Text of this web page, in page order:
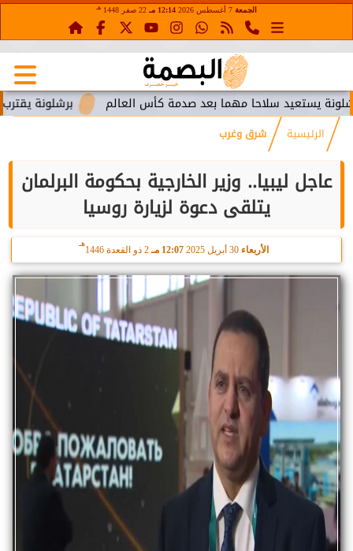
الجمعة 12:14 مـ 22 صفر 1448 هـ
برشلونة يقترب من سلاحا مهما بعد صدمة كأس العالم
الرئيسية شرق وغرب
عاجل ليبيا.. وزير الخارجية بحكومة البرلمان
يتلقى دعوة لزيارة روسيا
الأربعاء 30 أبريل 2025 12:07 مـ 2 ذو القعدة 1446
هـ